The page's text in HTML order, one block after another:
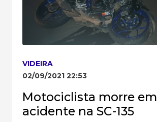
VIDEIRA
02/09/2021 22:53
Motociclista morre em
acidente na SC-135